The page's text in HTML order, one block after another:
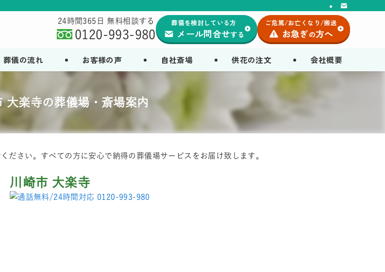
葬儀の流れ お客様の声 自社斎場 供花の注文 会社概要
24時間365日 無料相談する
0120-993-980
葬儀を検討している方
メール問合せする
ご危篤/お亡くなり/搬送
お急ぎの方へ
大楽寺の葬儀場・斎場案内
ださい。すべての方に安心で納得の葬儀場サービスをお届け致します。
川崎市 大楽寺